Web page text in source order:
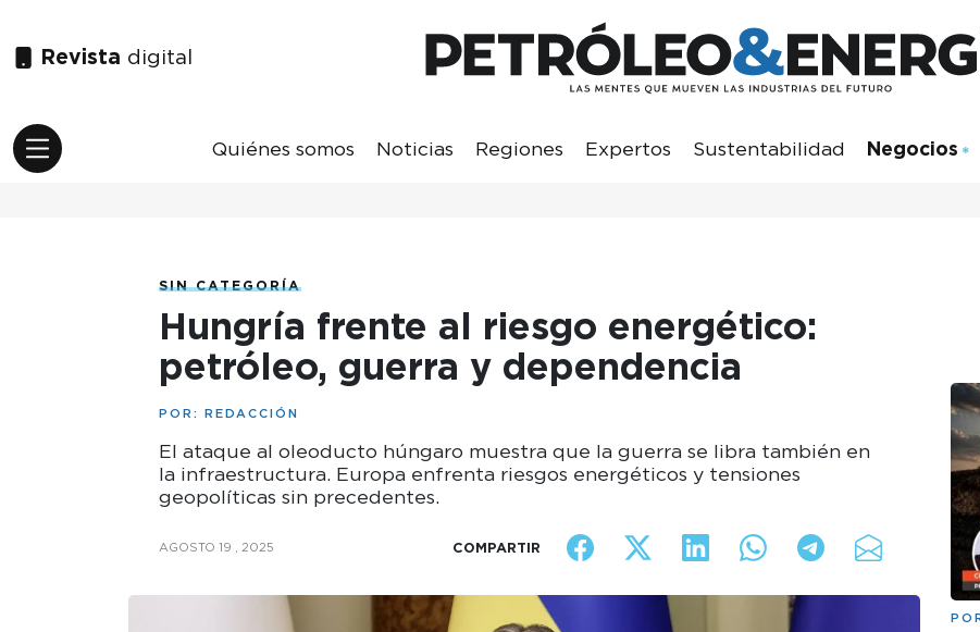
Revista digital
Quiénes somos Noticias Regiones Expertos Sustentabilidad Negocios
SIN CATEGORÍA
Hungría frente al riesgo energético:
petróleo, guerra y dependencia
POR: REDACCIÓN
El ataque al oleoducto húngaro muestra que la guerra se libra también en
la infraestructura. Europa enfrenta riesgos energéticos y tensiones
geopolíticas sin precedentes.
AGOSTO 19 , 2025 COMPARTIR